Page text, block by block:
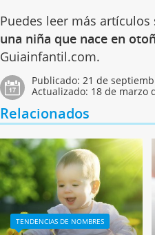
Puedes leer más artículos
una niña que nace en
Guiainfantil.com.
Publicado:21 de
Actualizado: 18 de marzo
Relacionados
TENDENCIAS DE NOMBRES